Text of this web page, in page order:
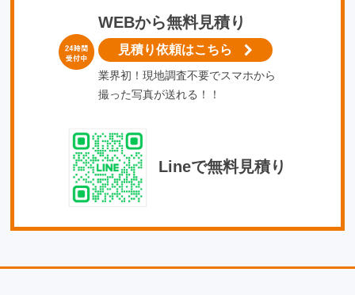
WEBから無料見積り
見積り依頼はこちら
業界初！現地調査不要でスマホから
撮った写真が送れる！！
Lineで無料見積り